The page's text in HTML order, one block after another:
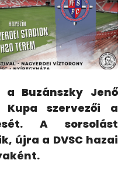
Buzánszky Jenő
Kupa szervezői a
A sorsolást
újra a DVSC hazai